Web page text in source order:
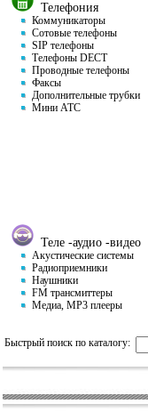
Телефония
Коммуникаторы
Сотовые телефоны
SIP телефоны
Телефоны DECT
Проводные телефоны
Факсы
Дополнительные трубки
Мини АТС
Теле -аудио -видео
Акустические системы
Радиоприемники
Наушники
FM трансмиттеры
Медиа, MP3 плееры
Быстрый поиск по каталогу: